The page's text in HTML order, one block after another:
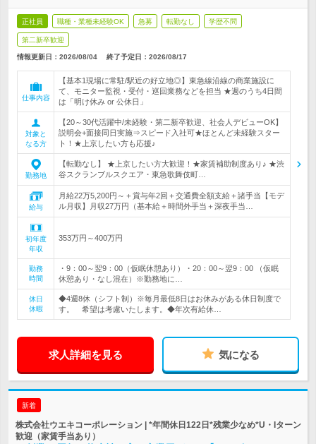
正社員 職種・業種未経験OK 急募 転勤なし 学歴不問
第二新卒歓迎
情報更新日：2026/08/04 終了予定日： 2026/08/17
仕事内容
【基本1現場に常駐/駅近の好立地◎】東急線沿線の商業施設に
て、モニター監視・受付・巡回業務などを担当 ★週のうち4日間
は「明け休み or 公休日」
対象と
なる方
【20～30代活躍中/未経験・第二新卒歓迎、社会人デビューOK】
説明会+面接同日実施⇒スピード入社可★ほとんど未経験スター
ト！★上京したい方も応援♪
勤務地
【転勤なし】 ★上京したい方大歓迎！★家賃補助制度あり♪ ★渋
谷スクランブルスクエア・東急歌舞伎町…
給与
月給22万5,200円～＋賞与年2回＋交通費全額支給＋諸手当【モデ
ル月収】月収27万円（基本給＋時間外手当＋深夜手当…
初年度
年収
353万円～400万円
勤務
時間
・9：00～翌9：00（仮眠休憩あり）・20：00～翌9：00 （仮眠
休憩あり・なし混在）※勤務地に…
休日
休暇
◆4週8休（シフト制）※毎月最低8日はお休みがある休日制度で
す。 希望は考慮いたします。◆年次有給休…
求人詳細を見る 気になる
新着
株式会社ウエキコーポレーション | *年間休日122日*残業少なめ*U・Iターン
歓迎（家賃手当あり）